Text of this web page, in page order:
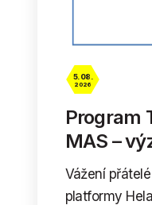
5. 08.
2026
Program
MAS –
Vážení
platformy